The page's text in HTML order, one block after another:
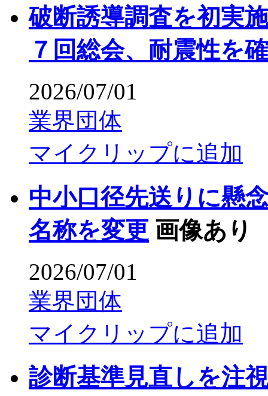
破断誘導調査を初実
７回総会、耐震性を
2026/07/01
業界団体
マイクリップに追加
中小口径先送りに懸
名称を変更 画像あり
2026/07/01
業界団体
マイクリップに追加
診断基準見直しを注